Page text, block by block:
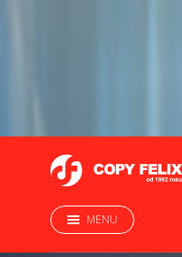
MENU